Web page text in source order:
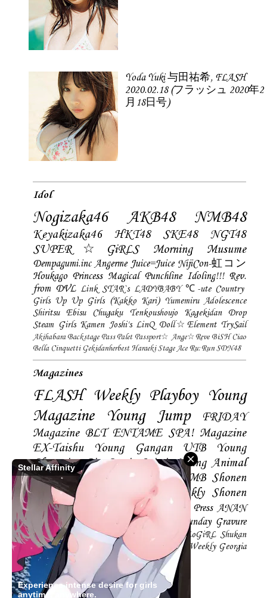
Experience intense desire for girls
anytime, anywhere.
Stellar Affinity
Yoda Yuki 与田祐希, FLASH
2020.02.18 (フラッシュ 2020年2
月18日号)
Idol
Nogizaka46 AKB48 NMB48
Keyakizaka46 HKT48 SKE48
NGT48
SUPER☆GiRLS
Morning Musume
Dempagumi.inc Angerme Juice=Juice NijiCon-虹コン
Houkago Princess Magical Punchline Idoling!!! Rev.
from DVL Link STAR`s LADYBABY ℃-ute Country
Girls Up Up Girls (Kakko Kari) Yumemiru Adolescence
Shiritsu Ebisu Chugaku
Tenkoushoujo Kagekidan
Drop
Steam Girls Kamen Joshi's LinQ Doll☆Element TrySail
Akihabara Backstage Pass Palet Passport☆ Ange☆Reve BiSH Ciao
Bella Cinquetti Gekidanherbest Haraeki Stage Ace Ru:Run SDN48
Magazines
FLASH Weekly Playboy Young
Magazine
Young Jump
FRIDAY
Magazine BLT ENTAME SPA! Magazine
EX-Taishu
Young Gangan UTB
Young
Champion Big Comic Spirtis Young Animal
Shonen Magazine
BUBKA BOMB Shonen
Champion
Manga Action
Weekly Shonen
Sunday
Photobooks BRODY Hustle Press ANAN
Magazine SMART Magazine Young Sunday Gravure
The Television
CD&DL My Girl Daily LoGiRL Shukan
Taishu Girls! Magazine Soccer Game King Weekly Georgia
Sunday Magazine Mery Magazine